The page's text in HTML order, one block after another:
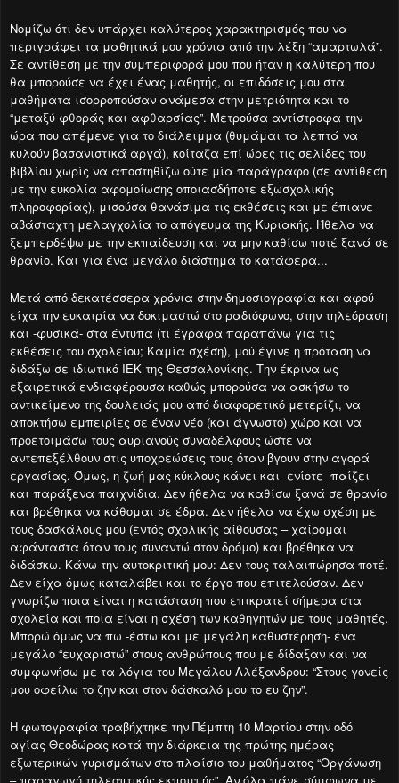
Νομίζω ότι δεν υπάρχει καλύτερος χαρακτηρισμός που να
περιγράφει τα μαθητικά μου χρόνια από την λέξη “αμαρτωλά”.
Σε αντίθεση με την συμπεριφορά μου που ήταν η καλύτερη που
θα μπορούσε να έχει ένας μαθητής, οι επιδόσεις μου στα
μαθήματα ισορροπούσαν ανάμεσα στην μετριότητα και το
“μεταξύ φθοράς και αφθαρσίας”. Μετρούσα αντίστροφα την
ώρα που απέμενε για το διάλειμμα (θυμάμαι τα λεπτά να
κυλούν βασανιστικά αργά), κοίταζα επί ώρες τις σελίδες του
βιβλίου χωρίς να αποστηθίζω ούτε μία παράγραφο (σε αντίθεση
με την ευκολία αφομοίωσης οποιασδήποτε εξωσχολικής
πληροφορίας), μισούσα θανάσιμα τις εκθέσεις και με έπιανε
αβάσταχτη μελαγχολία το απόγευμα της Κυριακής. Ήθελα να
ξεμπερδέψω με την εκπαίδευση και να μην καθίσω ποτέ ξανά σε
θρανίο. Και για ένα μεγάλο διάστημα το κατάφερα...
Μετά από δεκατέσσερα χρόνια στην δημοσιογραφία και αφού
είχα την ευκαιρία να δοκιμαστώ στο ραδιόφωνο, στην τηλεόραση
και -φυσικά- στα έντυπα (τι έγραφα παραπάνω για τις
εκθέσεις του σχολείου; Καμία σχέση), μού έγινε η πρόταση να
διδάξω σε ιδιωτικό ΙΕΚ της Θεσσαλονίκης. Την έκρινα ως
εξαιρετικά ενδιαφέρουσα καθώς μπορούσα να ασκήσω το
αντικείμενο της δουλειάς μου από διαφορετικό μετερίζι, να
αποκτήσω εμπειρίες σε έναν νέο (και άγνωστο) χώρο και να
προετοιμάσω τους αυριανούς συναδέλφους ώστε να
αντεπεξέλθουν στις υποχρεώσεις τους όταν βγουν στην αγορά
εργασίας. Όμως, η ζωή μας κύκλους κάνει και -ενίοτε- παίζει
και παράξενα παιχνίδια. Δεν ήθελα να καθίσω ξανά σε θρανίο
και βρέθηκα να κάθομαι σε έδρα. Δεν ήθελα να έχω σχέση με
τους δασκάλους μου (εντός σχολικής αίθουσας – χαίρομαι
αφάνταστα όταν τους συναντώ στον δρόμο) και βρέθηκα να
διδάσκω. Κάνω την αυτοκριτική μου: Δεν τους ταλαιπώρησα ποτέ.
Δεν είχα όμως καταλάβει και το έργο που επιτελούσαν. Δεν
γνωρίζω ποια είναι η κατάσταση που επικρατεί σήμερα στα
σχολεία και ποια είναι η σχέση των καθηγητών με τους μαθητές.
Μπορώ όμως να πω -έστω και με μεγάλη καθυστέρηση- ένα
μεγάλο “ευχαριστώ” στους ανθρώπους που με δίδαξαν και να
συμφωνήσω με τα λόγια του Μεγάλου Αλέξανδρου: “Στους γονείς
μου οφείλω το ζην και στον δάσκαλό μου το ευ ζην”.
Η φωτογραφία τραβήχτηκε την Πέμπτη 10 Μαρτίου στην οδό
αγίας Θεοδώρας κατά την διάρκεια της πρώτης ημέρας
εξωτερικών γυρισμάτων στο πλαίσιο του μαθήματος “Οργάνωση